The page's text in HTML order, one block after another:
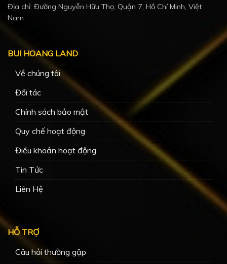
Địa chỉ: Đường Nguyễn Hữu Thọ, Quận 7, Hồ Chí Minh, Việt
Nam
BUI HOANG LAND
Về chúng tôi
Đối tác
Chính sách bảo mật
Quy chế hoạt động
Điều khoản hoạt động
Tin Tức
Liên Hệ
HỖ TRỢ
Câu hỏi thường gặp